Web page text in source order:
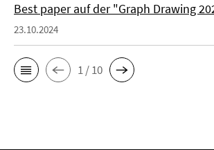
Best paper auf der "Graph Drawing
23.10.2024
1 / 10